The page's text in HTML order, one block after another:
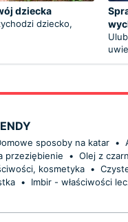
dziecka
dziecko,
sposoby na katar •
przeziębienie • Olej z
kosmetyka •
•
Imbir - właściwości